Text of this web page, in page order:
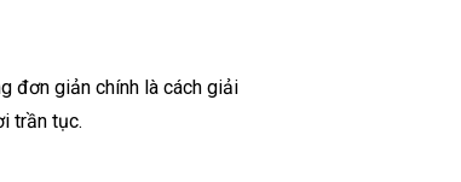
đơn giản chính là cách giải
trần tục.